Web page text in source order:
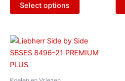
Select options